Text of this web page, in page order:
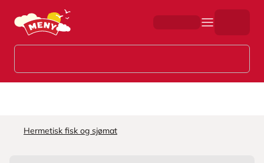
Hopp til hovedinnhold
Hermetisk fisk og sjømat